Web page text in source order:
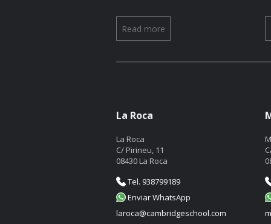
Read more
La Roca
La Roca
C/ Pirineu, 11
08430 La Roca
Tel. 938799189
Enviar WhatsApp
laroca@cambridgeschool.com